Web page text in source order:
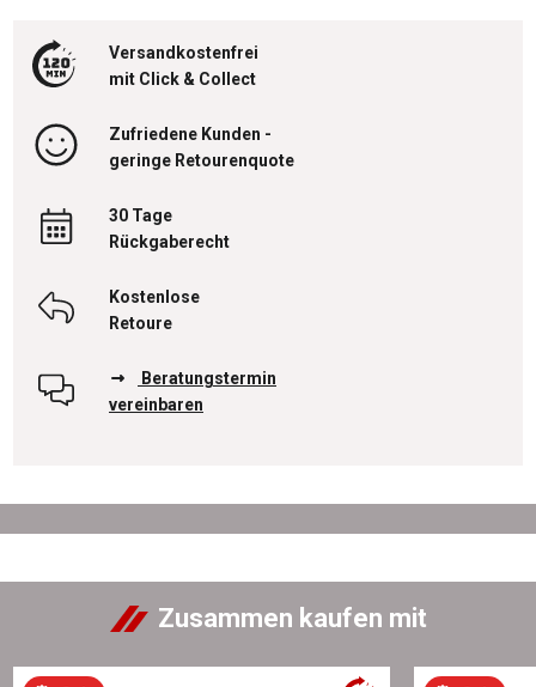
Versandkostenfrei
mit Click & Collect
Zufriedene Kunden -
geringe Retourenquote
30 Tage
Rückgaberecht
Kostenlose
Retoure
Beratungstermin
vereinbaren
Zusammen kaufen mit